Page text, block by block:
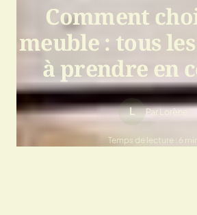
Comment
meuble : tous
à prendre en
L Par Lorène
Temps de lecture : 6 min